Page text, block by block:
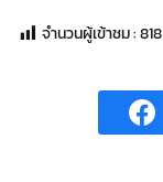
จำนวนผู้เข้าชม :818